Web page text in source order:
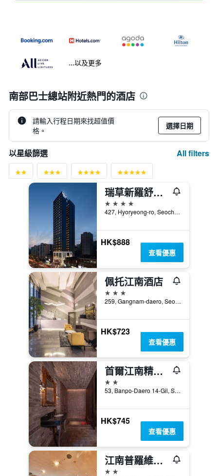
...以及更多
南部巴士總站附近熱門的酒店
請輸入行程日期來找超值價
格。
選擇日期
以星級篩選 All filters
瑞草新羅舒泰酒店
4星級
427, Hyoryeong-ro, Seocho-gu, 首爾, 韓國
HK$888
查看優惠
佩托江南酒店
3星級
259, Gangnam-daero, Seocho-gu, 首爾, 韓國
HK$723
查看優惠
首爾江南精品酒店
2星級
53, Banpo-Daero 14-Gil, Seocho-gu, 首爾, 韓國
HK$745
查看優惠
江南普羅維斯塔酒店
2星級